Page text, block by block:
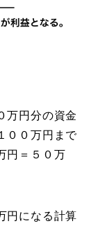
万円分の資金
００万円まで
円＝５０万
円になる計算